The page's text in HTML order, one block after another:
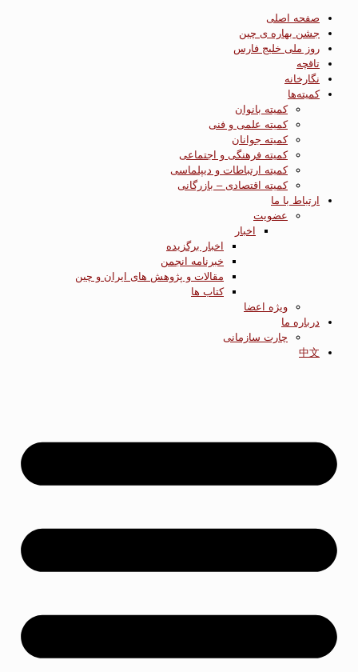
صفحه اصلی
جشن بهاره ی چین
روز ملی خلیج فارس
تاقچه
نگارخانه
کمیته‌ها
کمیته بانوان
کمیته علمی و فنی
کمیته جوانان
کمیته فرهنگی و اجتماعی
کمیته ارتباطات و دیپلماسی
کمیته اقتصادی – بازرگانی
ارتباط با ما
عضویت
اخبار
اخبار برگزیده
خبرنامه انجمن
مقالات و پژوهش های ایران و چین
کتاب ها
ویژه اعضا
درباره ما
چارت سازمانی
中文